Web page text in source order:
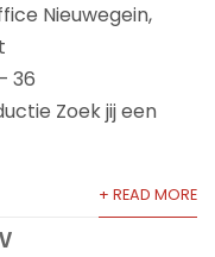
Nieuwegein,
36
Zoek jij een
+ READ MORE